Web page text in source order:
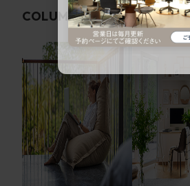
COLUMN関連コラム